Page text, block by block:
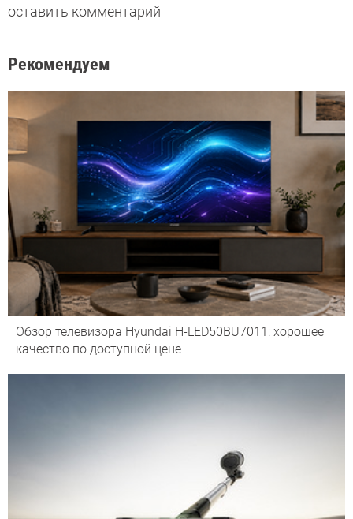
оставить комментарий
Рекомендуем
Обзор телевизора Hyundai H-LED50BU7011: хорошее
качество по доступной цене